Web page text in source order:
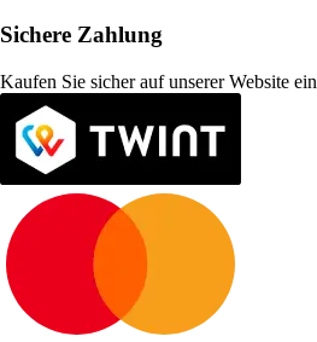
Sichere Zahlung
Kaufen Sie sicher auf unserer Website ein